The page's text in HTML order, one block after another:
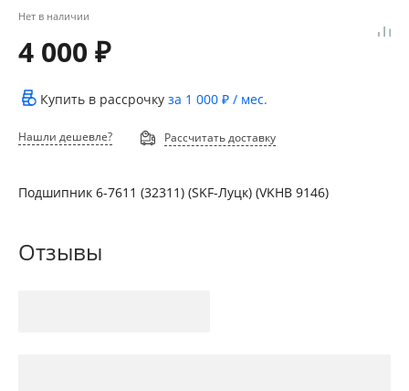
Нет в наличии
4 000 ₽
Купить в рассрочку за 1 000 ₽ / мес.
Нашли дешевле? Рассчитать доставку
Подшипник 6-7611 (32311) (SKF-Луцк) (VKHB 9146)
Отзывы